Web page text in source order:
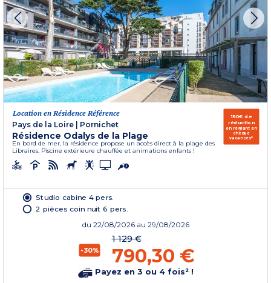
Location en Résidence Référence
Pays de la Loire
Pornichet
Résidence Odalys de la Plage
En bord de mer, la résidence propose un accès direct à la plage des
Libraires. Piscine extérieure chauffée et animations enfants !
150€ de
réduction
en réglant en
chèque
vacances*
Studio cabine 4 pers.
2 pièces coin nuit 6 pers.
du 22/08/2026 au 29/08/2026
-30%
1 129 €
790,30 €
Payez en 3 ou 4 fois² !